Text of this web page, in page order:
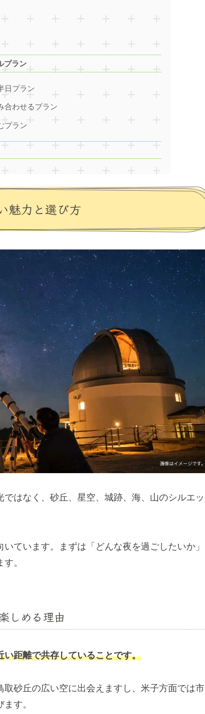
プラン
日プラン
合わせるプラン
プラン
魅力と選び方
はなく、砂丘、星空、城跡、海、山のシルエッ
ています。まずは「どんな夜を過ごしたいか」
。
しめる理由
距離で共存していることです。
砂丘の広い空に出会えますし、米子方面では市
す。